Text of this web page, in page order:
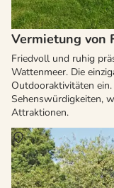
Vermietung von
Friedvoll und ruhig
Wattenmeer. Die
Outdooraktivitäten
Sehenswürdigkeiten,
Attraktionen.
ÜberArrild